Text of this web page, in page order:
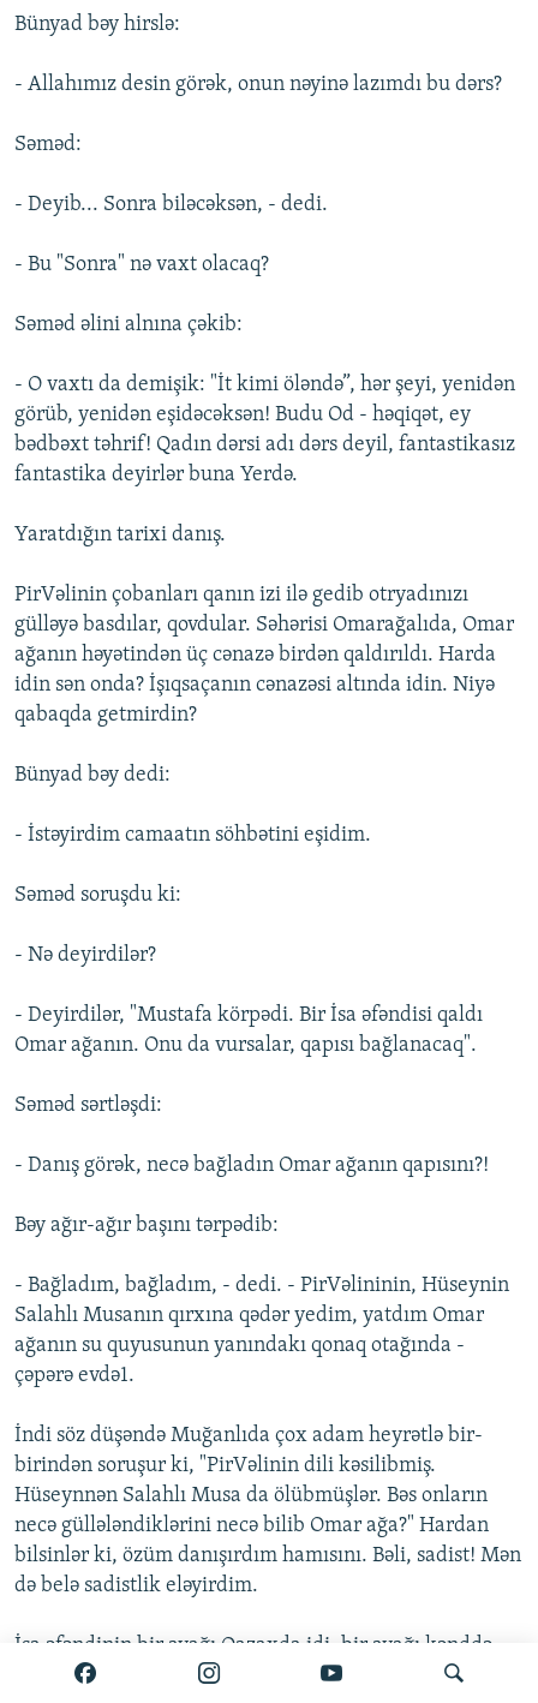
Bünyad bəy hirslə:
- Allahımız desin görək, onun nəyinə lazımdı bu dərs?
Səməd:
- Deyib... Sonra biləcəksən, - dedi.
- Bu "Sonra" nə vaxt olacaq?
Səməd əlini alnına çəkib:
- O vaxtı da demişik: "İt kimi öləndə”, hər şeyi, yenidən
görüb, yenidən eşidəcəksən! Budu Od - həqiqət, ey
bədbəxt təhrif! Qadın dərsi adı dərs deyil, fantastikasız
fantastika deyirlər buna Yerdə.
Yaratdığın tarixi danış.
PirVəlinin çobanları qanın izi ilə gedib otryadınızı
gülləyə basdılar, qovdular. Səhərisi Omarağalıda, Omar
ağanın həyətindən üç cənazə birdən qaldırıldı. Harda
idin sən onda? İşıqsaçanın cənazəsi altında idin. Niyə
qabaqda getmirdin?
Bünyad bəy dedi:
- İstəyirdim camaatın söhbətini eşidim.
Səməd soruşdu ki:
- Nə deyirdilər?
- Deyirdilər, "Mustafa körpədi. Bir İsa əfəndisi qaldı
Omar ağanın. Onu da vursalar, qapısı bağlanacaq".
Səməd sərtləşdi:
- Danış görək, necə bağladın Omar ağanın qapısını?!
Bəy ağır-ağır başını tərpədib:
- Bağladım, bağladım, - dedi. - PirVəlininin, Hüseynin
Salahlı Musanın qırxına qədər yedim, yatdım Omar
ağanın su quyusunun yanındakı qonaq otağında -
çəpərə evdə1.
İndi söz düşəndə Muğanlıda çox adam heyrətlə bir-
birindən soruşur ki, "PirVəlinin dili kəsilibmiş.
Hüseynnən Salahlı Musa da ölübmüşlər. Bəs onların
necə güllələndiklərini necə bilib Omar ağa?" Hardan
bilsinlər ki, özüm danışırdım hamısını. Bəli, sadist! Mən
də belə sadistlik eləyirdim.
İsa əfəndinin bir ayağı Qazaxda idi, bir ayağı kənddə.
Qardaşlığı, adyutantı Salahlı Musanın qohumu Salahlı